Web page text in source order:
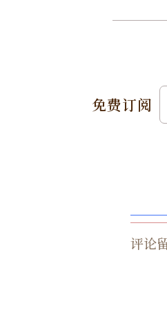
免费订阅
评论